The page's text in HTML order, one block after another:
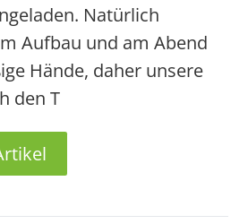
Natürlich
Aufbau und am Abend
Hände, daher unsere
den T